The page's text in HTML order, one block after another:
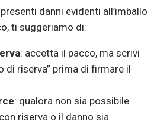
danni evidenti all’imballo
ti suggeriamo di:
: accetta il pacco, ma scrivi
di riserva” prima di firmare il
: qualora non sia possibile
riserva o il danno sia